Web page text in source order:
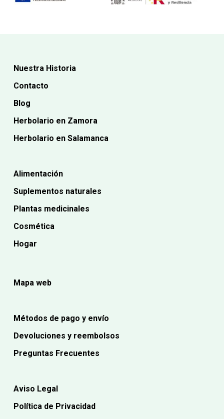
Nuestra Historia
Contacto
Blog
Herbolario en Zamora
Herbolario en Salamanca
Alimentación
Suplementos naturales
Plantas medicinales
Cosmética
Hogar
Mapa web
Métodos de pago y envío
Devoluciones y reembolsos
Preguntas Frecuentes
Aviso Legal
Política de Privacidad